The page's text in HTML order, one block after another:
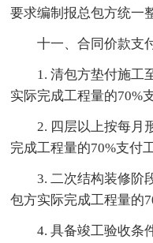
要求编制报总包方统一
十一、合同价款支
1. 清包方垫付施工
实际完成工程量的70%
2. 四层以上按每月
完成工程量的70%支付
3. 二次结构装修阶
包方实际完成工程量的
4. 具备竣工验收条